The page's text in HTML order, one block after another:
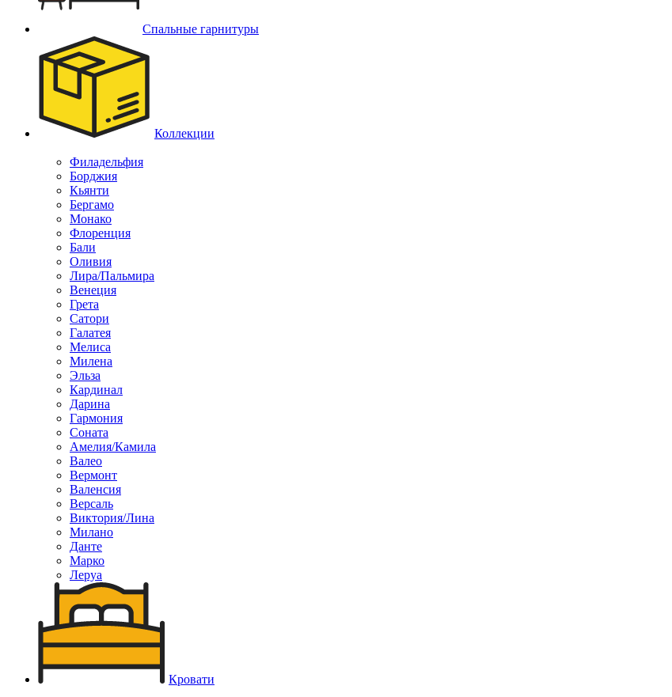
Спальные гарнитуры
Коллекции
Филадельфия
Борджия
Кьянти
Бергамо
Монако
Флоренция
Бали
Оливия
Лира/Пальмира
Венеция
Грета
Сатори
Галатея
Мелиса
Милена
Эльза
Кардинал
Дарина
Гармония
Соната
Амелия/Камила
Валео
Вермонт
Валенсия
Версаль
Виктория/Лина
Милано
Данте
Марко
Леруа
Кровати